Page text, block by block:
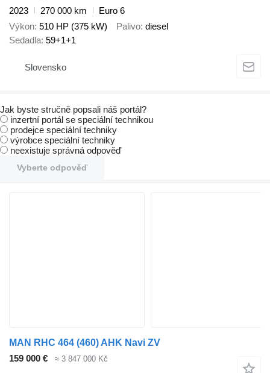
2023
270 000 km
Euro 6
Výkon 510 HP (375 kW) Palivo diesel
Sedadla 59+1+1
Slovensko
Jak byste stručně popsali náš portál?
inzertní portál se speciální technikou
prodejce speciální techniky
výrobce speciální techniky
neexistuje správná odpověď
Vyberte odpověď
MAN RHC 464 (460) AHK Navi ZV
159 000 €
≈ 3 847 000 Kč